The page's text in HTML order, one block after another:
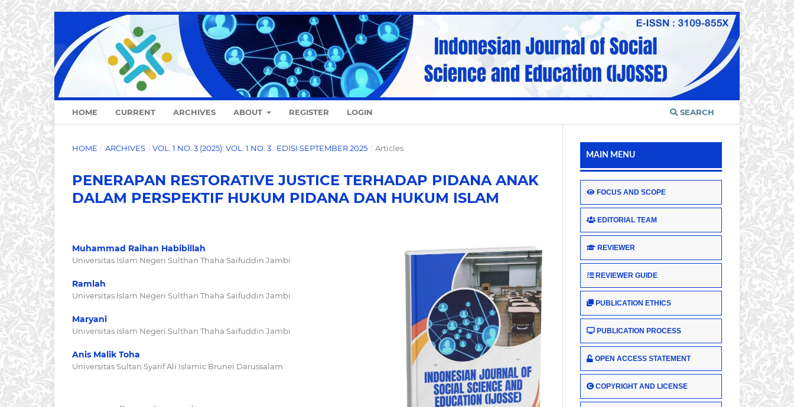
HOME CURRENT ARCHIVES ABOUT REGISTER LOGIN SEARCH
HOME / ARCHIVES / VOL. 1 NO. 3 (2025): VOL. 1 NO. 3 : EDISI SEPTEMBER 2025 / Articles
PENERAPAN RESTORATIVE JUSTICE TERHADAP PIDANA ANAK
DALAM PERSPEKTIF HUKUM PIDANA DAN HUKUM ISLAM
Muhammad Raihan Habibillah
Universitas Islam Negeri Sulthan Thaha Saifuddin Jambi
Ramlah
Universitas Islam Negeri Sulthan Thaha Saifuddin Jambi
Maryani
Universitas Islam Negeri Sulthan Thaha Saifuddin Jambi
Anis Malik Toha
Universitas Sultan Syarif Ali Islamic Brunei Darussalam
MAIN MENU
FOCUS AND SCOPE
EDITORIAL TEAM
REVIEWER
REVIEWER GUIDE
PUBLICATION ETHICS
PUBLICATION PROCESS
OPEN ACCESS STATEMENT
COPYRIGHT AND LICENSE